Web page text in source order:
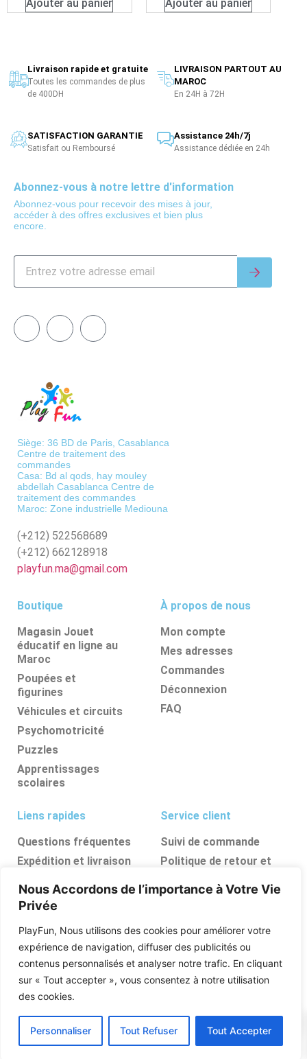
Nous Accordons de l’importance à Votre Vie
Privée
PlayFun, Nous utilisons des cookies pour améliorer votre
expérience de navigation, diffuser des publicités ou
contenus personnalisés et analyser notre trafic. En cliquant
sur « Tout accepter », vous consentez à notre utilisation
des cookies.
Personnaliser Tout Refuser Tout Accepter
Ajouter au panier Ajouter au panier
Livraison rapide et gratuite
Toutes les commandes de plus
de 400DH
LIVRAISON PARTOUT AU
MAROC
En 24H à 72H
SATISFACTION GARANTIE
Satisfait ou Remboursé
Assistance 24h/7j
Assistance dédiée en 24h
Abonnez-vous à notre lettre d'information
Abonnez-vous pour recevoir des mises à jour,
accéder à des offres exclusives et bien plus
encore.
Siège: 36 BD de Paris, Casablanca
Centre de traitement des
commandes
Casa: Bd al qods, hay mouley
abdellah Casablanca Centre de
traitement des commandes
Maroc: Zone industrielle Mediouna
(+212) 522568689
(+212) 662128918
playfun.ma@gmail.com
Boutique
Magasin Jouet
éducatif en ligne au
Maroc
Poupées et
figurines
Véhicules et circuits
Psychomotricité
Puzzles
Apprentissages
scolaires
À propos de nous
Mon compte
Mes adresses
Commandes
Déconnexion
FAQ
Liens rapides
Questions fréquentes
Expédition et livraison
remboursements
Ressources, conseils et
astuces
Boutique
Qui sommes nous
Posez vos questions
Service client
Suivi de commande
Politique de retour et
FAQ
PlayFun © 2026 Tous Les Droits Sont Réservés .